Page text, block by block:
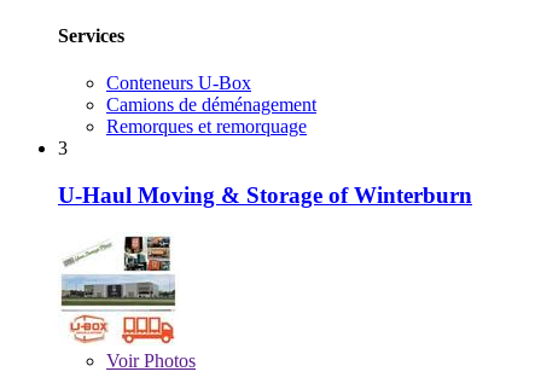
Services
Conteneurs U-Box
Camions de déménagement
Remorques et remorquage
3
U-Haul Moving & Storage of Winterburn
VoirPhotos